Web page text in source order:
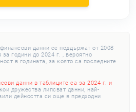
данни се поддържат от 2008
години до 2024 г. , вероятно
в годината, за която са последните
данни в таблиците са за 2024 г. и
дружества липсват данни, най-
дейността си още в предходни